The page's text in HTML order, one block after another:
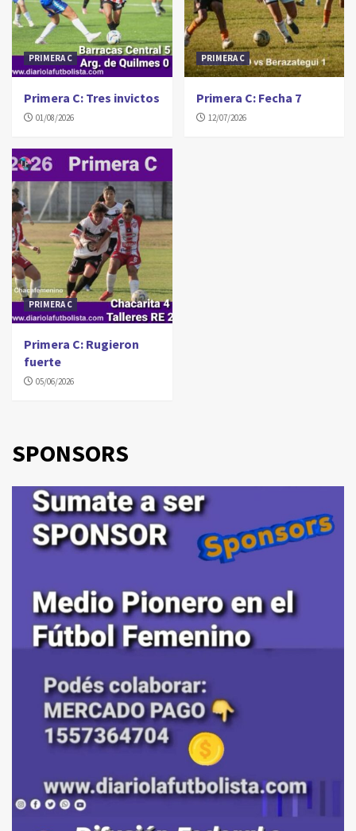
PRIMERA C
Primera C: Tres invictos
01/08/2026
PRIMERA C
Primera C: Fecha 7
12/07/2026
PRIMERA C
Primera C: Rugieron
fuerte
05/06/2026
SPONSORS